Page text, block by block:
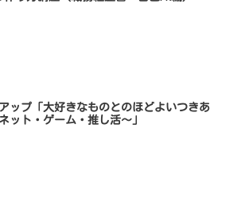
ップ「大好きなものとのほどよいつきあ
ット・ゲーム・推し活～」